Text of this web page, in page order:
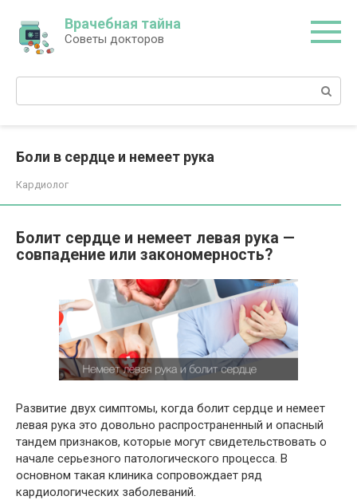
контенту
Врачебная тайна
Советы докторов
Поиск:
Боли в сердце и немеет рука
Кардиолог
Болит сердце и немеет левая рука —
совпадение или закономерность?
Развитие двух симптомы, когда болит сердце и немеет
левая рука это довольно распространенный и опасный
тандем признаков, которые могут свидетельствовать о
начале серьезного патологического процесса. В
основном такая клиника сопровождает ряд
кардиологических заболеваний.